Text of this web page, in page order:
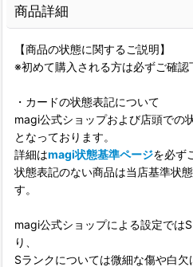
商品詳細
【商品の状態に関するご説明】
※初めて購入される方は必ずご確認
・カードの状態表記について
magi公式ショップおよび店頭での
となっております。
詳細はmagi状態基準ページを必ず
状態表記のない商品は当店基準状
す。
magi公式ショップによる設定では
り、
Sランクについては微細な傷や白